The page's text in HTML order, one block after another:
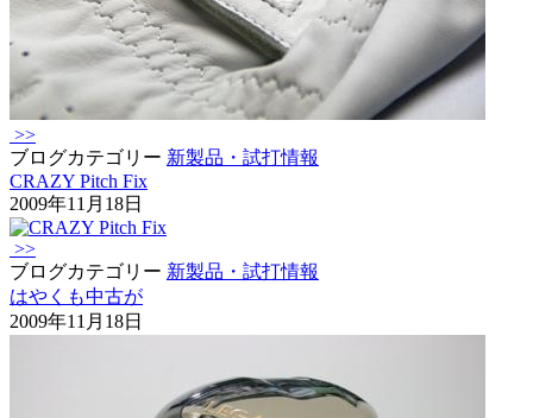
>>
ブログカテゴリー 新製品・試打情報
CRAZY Pitch Fix
2009年11月18日
>>
ブログカテゴリー 新製品・試打情報
はやくも中古が
2009年11月18日